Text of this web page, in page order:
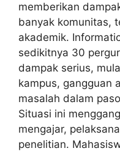
memberikan
banyak komunitas,
akademik.
sedikitnya 30
dampak serius,
kampus, gangguan
masalah dalam
Situasi ini
mengajar,
penelitian.